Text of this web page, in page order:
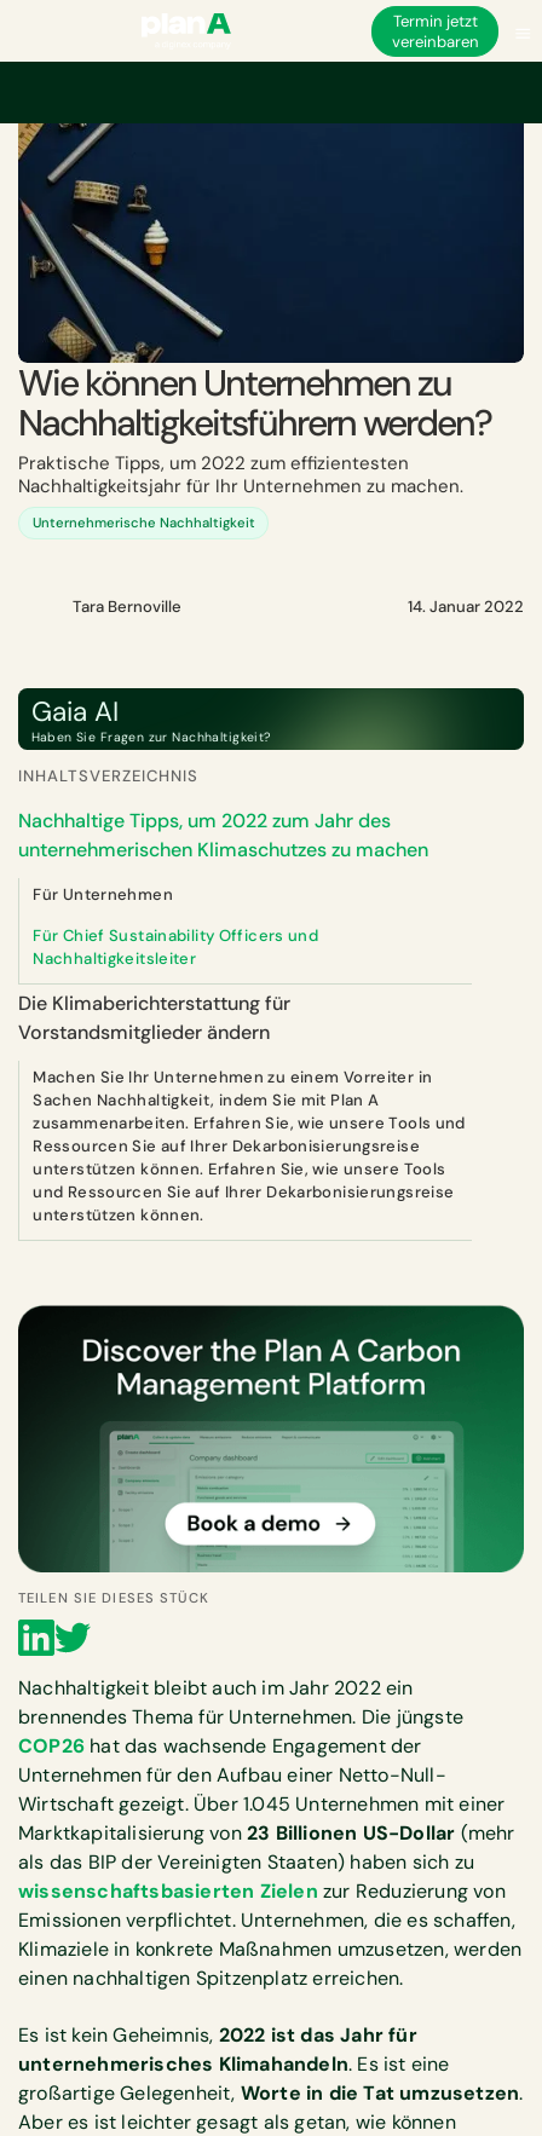
Termin jetzt
vereinbaren
Wie können Unternehmen zu
Nachhaltigkeitsführern werden?
Praktische Tipps, um 2022 zum effizientesten
Nachhaltigkeitsjahr für Ihr Unternehmen zu machen.
Unternehmerische Nachhaltigkeit
Tara Bernoville 14. Januar 2022
Gaia AI
Haben Sie Fragen zur Nachhaltigkeit?
INHALTSVERZEICHNIS
Nachhaltige Tipps, um 2022 zum Jahr des
unternehmerischen Klimaschutzes zu machen
Für Unternehmen
Für Chief Sustainability Officers und
Nachhaltigkeitsleiter
Die Klimaberichterstattung für
Vorstandsmitglieder ändern
Machen Sie Ihr Unternehmen zu einem Vorreiter in
Sachen Nachhaltigkeit, indem Sie mit Plan A
zusammenarbeiten. Erfahren Sie, wie unsere Tools und
Ressourcen Sie auf Ihrer Dekarbonisierungsreise
unterstützen können. Erfahren Sie, wie unsere Tools
und Ressourcen Sie auf Ihrer Dekarbonisierungsreise
unterstützen können.
TEILEN SIE DIESES STÜCK
Nachhaltigkeit bleibt auch im Jahr 2022 ein
brennendes Thema für Unternehmen. Die jüngste
COP26 hat das wachsende Engagement der
Unternehmen für den Aufbau einer Netto-Null-
Wirtschaft gezeigt. Über 1.045 Unternehmen mit einer
Marktkapitalisierung von23 Billionen US-Dollar (mehr
als das BIP der Vereinigten Staaten) haben sich zu
wissenschaftsbasierten Zielen zur Reduzierung von
Emissionen verpflichtet. Unternehmen, die es schaffen,
Klimaziele in konkrete Maßnahmen umzusetzen, werden
einen nachhaltigen Spitzenplatz erreichen.
Es ist kein Geheimnis, 2022 ist das Jahr für
unternehmerisches Klimahandeln. Es ist eine
großartige Gelegenheit, Worte in die Tat umzusetzen.
Aber es ist leichter gesagt als getan, wie können